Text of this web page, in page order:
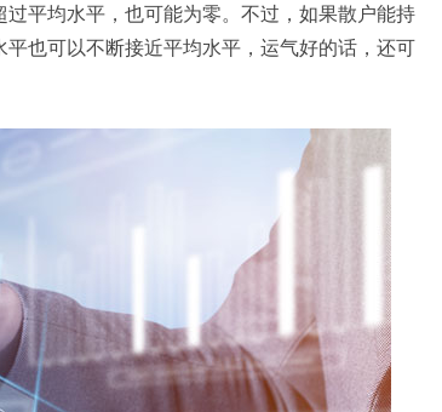
平均水平，也可能为零。不过，如果散户能持
也可以不断接近平均水平，运气好的话，还可